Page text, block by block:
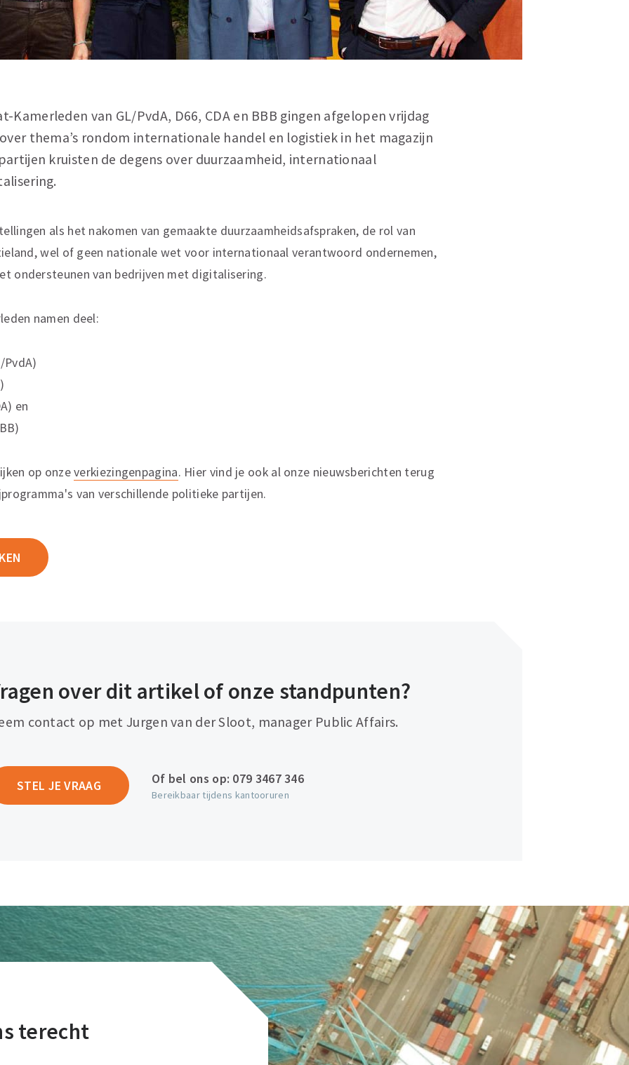
Kamerleden van GL/PvdA, D66, CDA en BBB gingen afgelopen vrijdag
thema’s rondom internationale handel en logistiek in het magazijn
kruisten de degens over duurzaamheid, internationaal
als het nakomen van gemaakte duurzaamheidsafspraken, de rol van
wel of geen nationale wet voor internationaal verantwoord ondernemen,
ondersteunen van bedrijven met digitalisering.
namen deel:
PvdA)
en
op onzeverkiezingenpagina. Hier vind je ook al onze nieuwsberichten terug
van verschillende politieke partijen.
over dit artikel of onze standpunten?
contact op met Jurgen van der Sloot, manager Public Affairs.
STEL JE VRAAG Of bel ons op: 079 3467 346
Bereikbaar tijdens kantooruren
terecht